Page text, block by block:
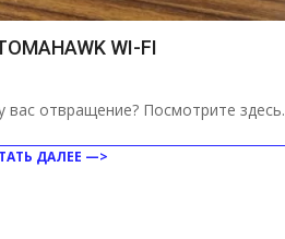
WI-FI
отвращение? Посмотрите здесь.
ДАЛЕЕ —>